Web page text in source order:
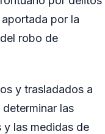
por la
robo de
y trasladados a
las
y las medidas de